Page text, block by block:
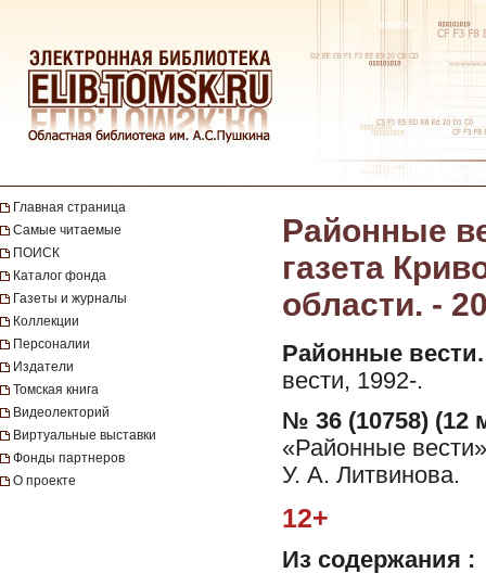
Главная страница
Самые читаемые
ПОИСК
Каталог фонда
Газеты и журналы
Коллекции
Персоналии
Издатели
Томская книга
Видеолекторий
Виртуальные выставки
Фонды партнеров
О проекте
Районные
газета
области. -
Районные вести.
вести, 1992-.
№ 36 (10758) (12
«Районные
У. А. Литвинова.
12+
Из содержания :